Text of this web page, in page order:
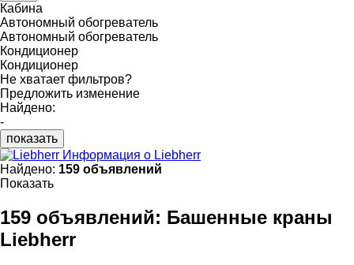
Кабина
Автономный обогреватель
Автономный обогреватель
Кондиционер
Кондиционер
Не хватает фильтров?
Предложить изменение
Найдено:
-
показать
Информация о Liebherr
Найдено: 159 объявлений
Показать
159 объявлений: Башенные краны
Liebherr